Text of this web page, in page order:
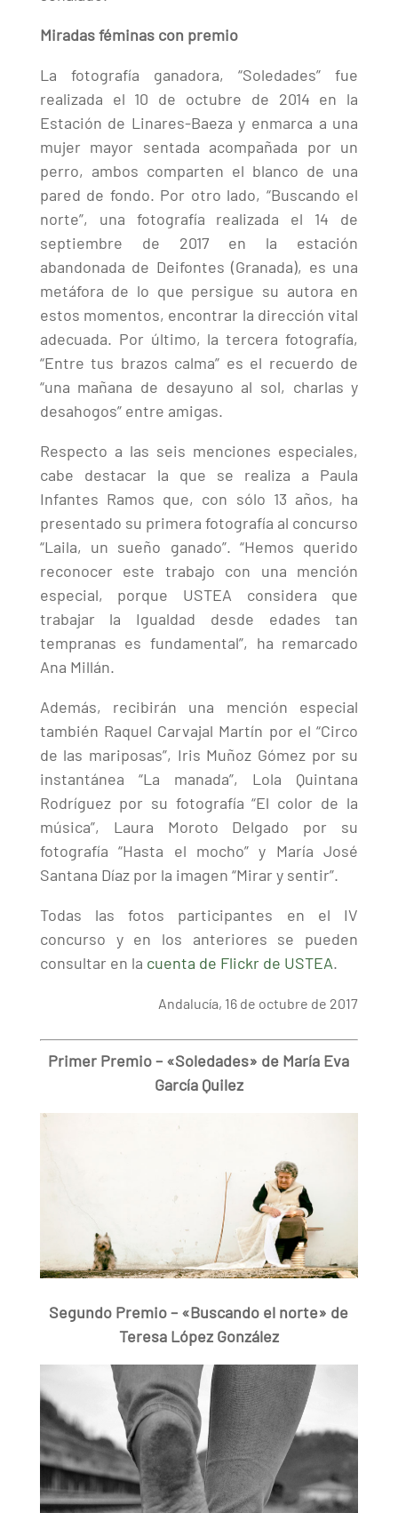
Miradas féminas con premio
La fotografía ganadora, “Soledades” fue
realizada el 10 de octubre de 2014 en la
Estación de Linares-Baeza y enmarca a una
mujer mayor sentada acompañada por un
perro, ambos comparten el blanco de una
pared de fondo. Por otro lado, “Buscando el
norte”, una fotografía realizada el 14 de
septiembre de 2017 en la estación
abandonada de Deifontes (Granada), es una
metáfora de lo que persigue su autora en
estos momentos, encontrar la dirección vital
adecuada. Por último, la tercera fotografía,
“Entre tus brazos calma” es el recuerdo de
“una mañana de desayuno al sol, charlas y
desahogos” entre amigas.
Respecto a las seis menciones especiales,
cabe destacar la que se realiza a Paula
Infantes Ramos que, con sólo 13 años, ha
presentado su primera fotografía al concurso
“Laila, un sueño ganado”. “Hemos querido
reconocer este trabajo con una mención
especial, porque USTEA considera que
trabajar la Igualdad desde edades tan
tempranas es fundamental”, ha remarcado
Ana Millán.
Además, recibirán una mención especial
también Raquel Carvajal Martín por el “Circo
de las mariposas”, Iris Muñoz Gómez por su
instantánea “La manada”, Lola Quintana
Rodríguez por su fotografía “El color de la
música”, Laura Moroto Delgado por su
fotografía “Hasta el mocho” y María José
Santana Díaz por la imagen “Mirar y sentir”.
Todas las fotos participantes en el IV
concurso y en los anteriores se pueden
consultar en la cuenta de Flickr de USTEA.
Andalucía, 16 de octubre de 2017
Primer Premio – «Soledades» de María Eva
García Quilez
Segundo Premio – «Buscando el norte» de
Teresa López González